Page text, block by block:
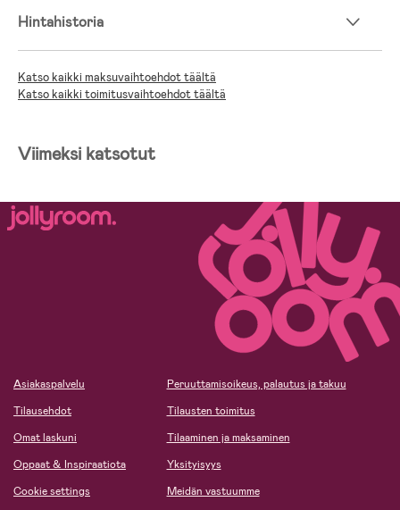
Hintahistoria
Katso kaikki maksuvaihtoehdot täältä
Katso kaikki toimitusvaihtoehdot täältä
Viimeksi katsotut
Asiakaspalvelu
Tilausehdot
Omat laskuni
Oppaat & Inspiraatiota
Cookie settings
Peruuttamisoikeus, palautus ja takuu
Tilausten toimitus
Tilaaminen ja maksaminen
Yksityisyys
Meidän vastuumme